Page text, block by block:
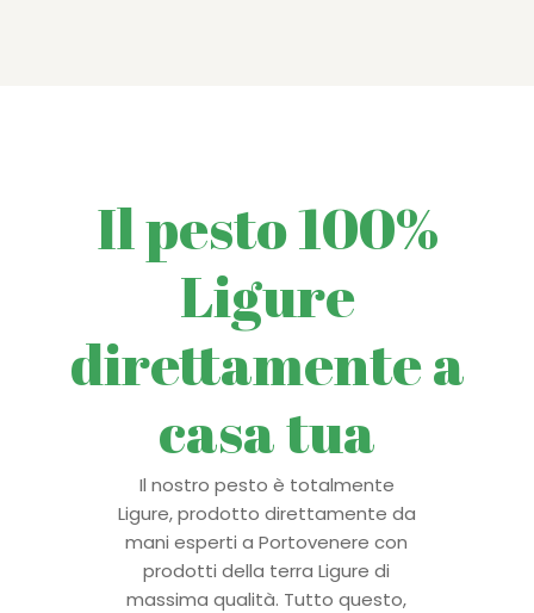
Il pesto 100%
Ligure
direttamente a
casa tua
Il nostro pesto è totalmente
Ligure, prodotto direttamente da
mani esperti a Portovenere con
prodotti della terra Ligure di
massima qualità. Tutto questo,